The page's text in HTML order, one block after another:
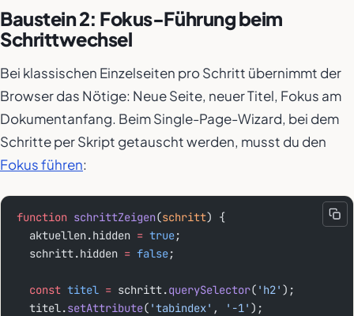
Baustein 2: Fokus-Führung beim
Schrittwechsel
Bei klassischen Einzelseiten pro Schritt übernimmt der
Browser das Nötige: Neue Seite, neuer Titel, Fokus am
Dokumentanfang. Beim Single-Page-Wizard, bei dem
Schritte per Skript getauscht werden, musst du den
Fokus führen:
function schrittZeigen(schritt) {
  aktuellen.hidden
= true;
  schritt.hidden
= false;
  const
titel = schritt.querySelector( 'h2' );
  titel.
setAttribute( 'tabindex' , '-1' );